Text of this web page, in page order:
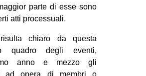
parte di esse sono
atti processuali.
chiaro da questa
quadro degli eventi,
anno e mezzo gli
ad opera di membri o